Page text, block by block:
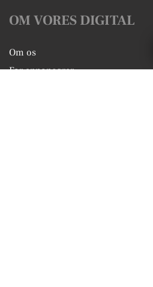
OM VORES DIGITAL
Om os
For annoncører